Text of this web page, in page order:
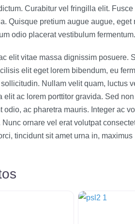
Curabitur vel fringilla elit.
Quisque pretium augue augue,
odio placerat vestibulum
elit vitae massa dignissim posuere.
elit eget lorem bibendum, eu
Nullam velit quam, luctus
elit ac lorem porttitor gravida. Sed
odio, ac pharetra mauris. Integer ac
Nunc ornare vel erat volutpat
tincidunt sit amet urna in,